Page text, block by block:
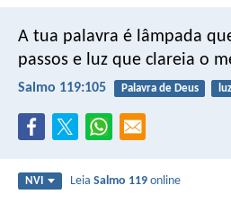
A tua palavra é lâmpada
passos e luz que clareia o
Salmo 119:105 Palavra de Deus luz
NVI LeiaSalmo 119 online